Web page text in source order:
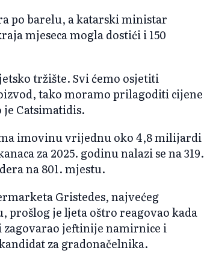
po barelu, a katarski ministar
mjeseca mogla dostići i 150
tržište. Svi ćemo osjetiti
tako moramo prilagoditi cijene
Catsimatidis.
imovinu vrijednu oko 4,8 milijardi
za 2025. godinu nalazi se na 319.
na 801. mjestu.
Gristedes, najvećeg
prošlog je ljeta oštro reagovao kada
jeftinije namirnice i
za gradonačelnika.